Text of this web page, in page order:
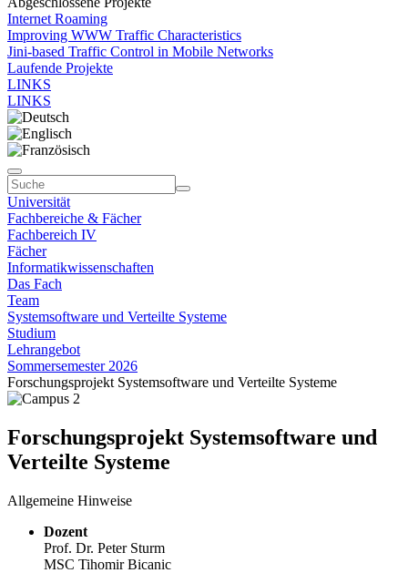
Internet Roaming
Improving WWW Traffic Characteristics
Jini-based Traffic Control in Mobile Networks
Laufende Projekte
LINKS
LINKS
Universität
Fachbereiche & Fächer
Fachbereich IV
Fächer
Informatikwissenschaften
Das Fach
Team
Systemsoftware und Verteilte Systeme
Studium
Lehrangebot
Sommersemester 2026
Forschungsprojekt Systemsoftware und Verteilte Systeme
Forschungsprojekt Systemsoftware und
Verteilte Systeme
Allgemeine Hinweise
Dozent
Prof. Dr. Peter Sturm
MSC Tihomir Bicanic